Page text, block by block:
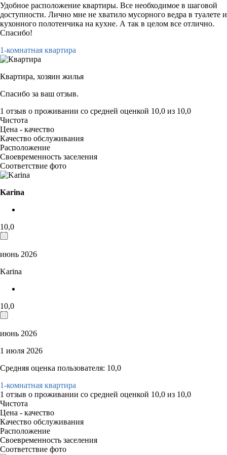
Удобное расположение квартиры. Все необходимое в шаговой
доступности. Лично мне не хватило мусорного ведра в туалете и
кухонного полотенчика на кухне. А так в целом все отлично.
Спасибо!
1-комнатная квартира
Квартира, хозяин жилья
Спасибо за ваш отзыв.
1 отзыв о проживании со средней оценкой 10,0 из 10,0
Чистота
Цена - качество
Качество обслуживания
Расположение
Своевременность заселения
Соответствие фото
Karina
10,0
июнь 2026
Karina
10,0
июнь 2026
1 июля 2026
Средняя оценка пользователя: 10,0
1-комнатная квартира
1 отзыв о проживании со средней оценкой 10,0 из 10,0
Чистота
Цена - качество
Качество обслуживания
Расположение
Своевременность заселения
Соответствие фото